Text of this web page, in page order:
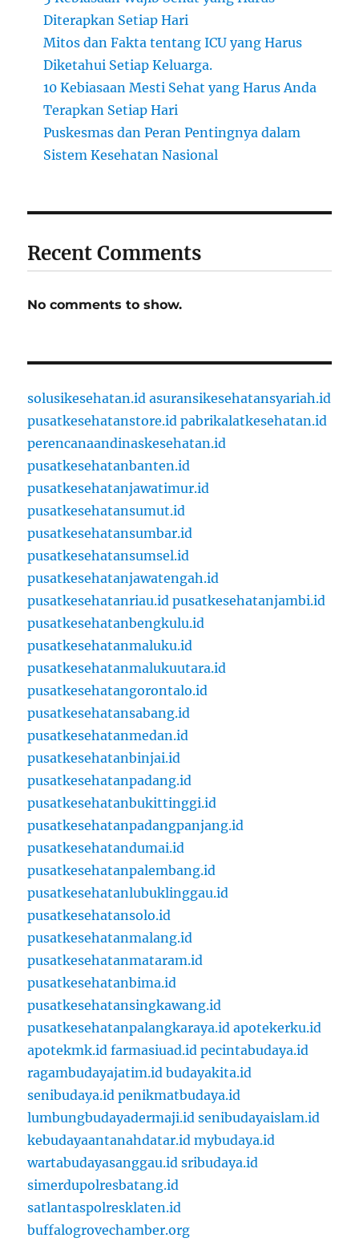
Diterapkan Setiap Hari
Mitos dan Fakta tentang ICU yang Harus
Diketahui Setiap Keluarga.
10 Kebiasaan Mesti Sehat yang Harus Anda
Terapkan Setiap Hari
Puskesmas dan Peran Pentingnya dalam
Sistem Kesehatan Nasional
Recent Comments
No comments to show.
solusikesehatan.id asuransikesehatansyariah.id
pusatkesehatanstore.id pabrikalatkesehatan.id
perencanaandinaskesehatan.id
pusatkesehatanbanten.id
pusatkesehatanjawatimur.id
pusatkesehatansumut.id
pusatkesehatansumbar.id
pusatkesehatansumsel.id
pusatkesehatanjawatengah.id
pusatkesehatanriau.id pusatkesehatanjambi.id
pusatkesehatanbengkulu.id
pusatkesehatanmaluku.id
pusatkesehatanmalukuutara.id
pusatkesehatangorontalo.id
pusatkesehatansabang.id
pusatkesehatanmedan.id
pusatkesehatanbinjai.id
pusatkesehatanpadang.id
pusatkesehatanbukittinggi.id
pusatkesehatanpadangpanjang.id
pusatkesehatandumai.id
pusatkesehatanpalembang.id
pusatkesehatanlubuklinggau.id
pusatkesehatansolo.id
pusatkesehatanmalang.id
pusatkesehatanmataram.id
pusatkesehatanbima.id
pusatkesehatansingkawang.id
pusatkesehatanpalangkaraya.id apotekerku.id
apotekmk.id farmasiuad.id pecintabudaya.id
ragambudayajatim.id budayakita.id
senibudaya.id penikmatbudaya.id
lumbungbudayadermaji.id senibudayaislam.id
kebudayaantanahdatar.id mybudaya.id
wartabudayasanggau.id sribudaya.id
simerdupolresbatang.id
satlantaspolresklaten.id
buffalogrovechamber.org